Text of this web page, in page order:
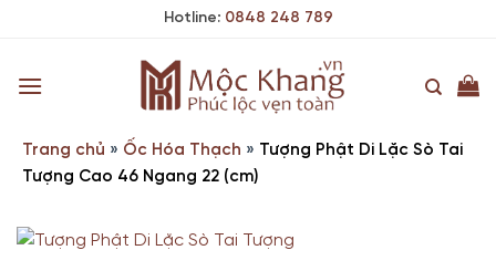
Hotline: 0848 248 789
Trang chủ » Ốc Hóa Thạch » Tượng Phật Di Lặc Sò Tai
Tượng Cao 46 Ngang 22 (cm)